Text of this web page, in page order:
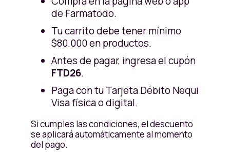
de Farmatodo.
Tu carrito debe tener mínimo
$80.000 en productos.
Antes de pagar, ingresa el cupón
FTD26.
Paga con tu Tarjeta Débito Nequi
Visa física o digital.
Si cumples las condiciones, el descuento
se aplicará automáticamente al momento
del pago.